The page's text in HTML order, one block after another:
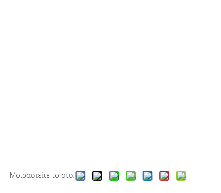
Μοιραστείτε το στο: